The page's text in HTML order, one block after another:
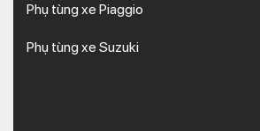
Phụ tùng xe Piaggio
Phụ tùng xe Suzuki